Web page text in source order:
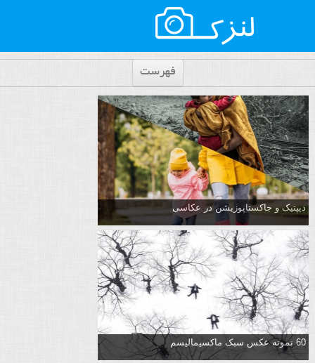
فهرست
دیپتیک و جاکستا‌پوزیشن در عکاسی
60 نمونه عکس سبک ماکسیمالیسم